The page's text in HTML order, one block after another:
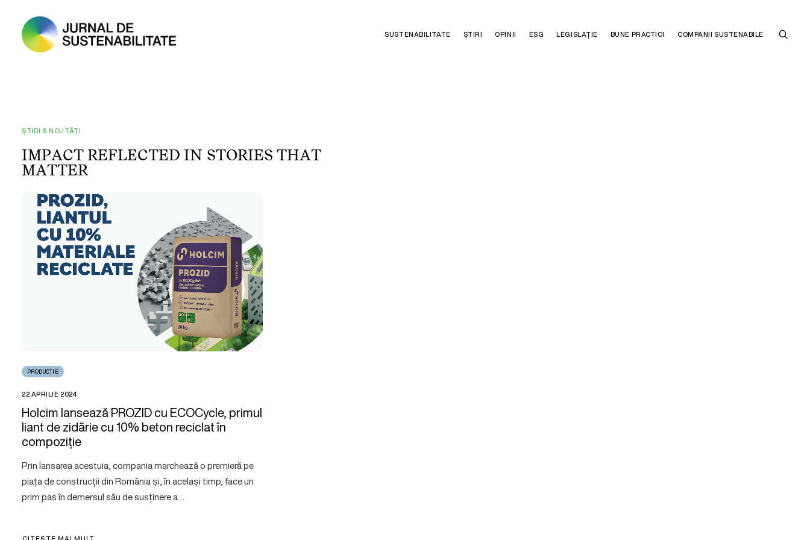
SUSTENABILITATE ȘTIRI OPINII ESG LEGISLAȚIE BUNE PRACTICI COMPANII SUSTENABILE
ȘTIRI & NOUTĂȚI
IMPACT REFLECTED IN STORIES THAT
MATTER
PRODUCȚIE
22 APRILIE 2024
Holcim lansează PROZID cu ECOCycle, primul
liant de zidărie cu 10% beton reciclat în
compoziție
Prin lansarea acestuia, compania marchează o premieră pe
piața de construcții din România și, în același timp, face un
prim pas în demersul său de susținere a…